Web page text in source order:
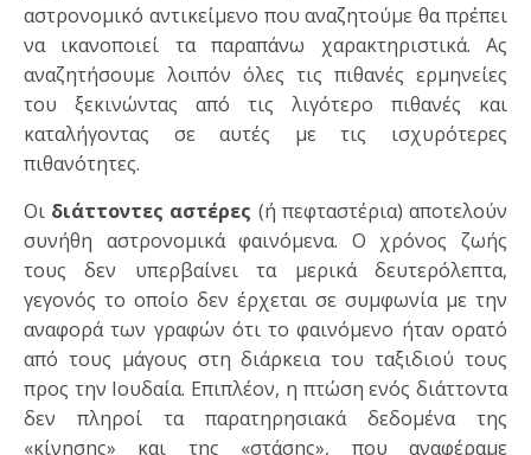
αστρονομικό αντικείμενο που αναζητούμε θα πρέπει
να ικανοποιεί τα παραπάνω χαρακτηριστικά. Ας
αναζητήσουμε λοιπόν όλες τις πιθανές ερμηνείες
του ξεκινώντας από τις λιγότερο πιθανές και
καταλήγοντας σε αυτές με τις ισχυρότερες
πιθανότητες.
Οι διάττοντες αστέρες (ή πεφταστέρια) αποτελούν
συνήθη αστρονομικά φαινόμενα. Ο χρόνος ζωής
τους δεν υπερβαίνει τα μερικά δευτερόλεπτα,
γεγονός το οποίο δεν έρχεται σε συμφωνία με την
αναφορά των γραφών ότι το φαινόμενο ήταν ορατό
από τους μάγους στη διάρκεια του ταξιδιού τους
προς την Ιουδαία. Επιπλέον, η πτώση ενός διάττοντα
δεν πληροί τα παρατηρησιακά δεδομένα της
«κίνησης» και της «στάσης», που αναφέραμε